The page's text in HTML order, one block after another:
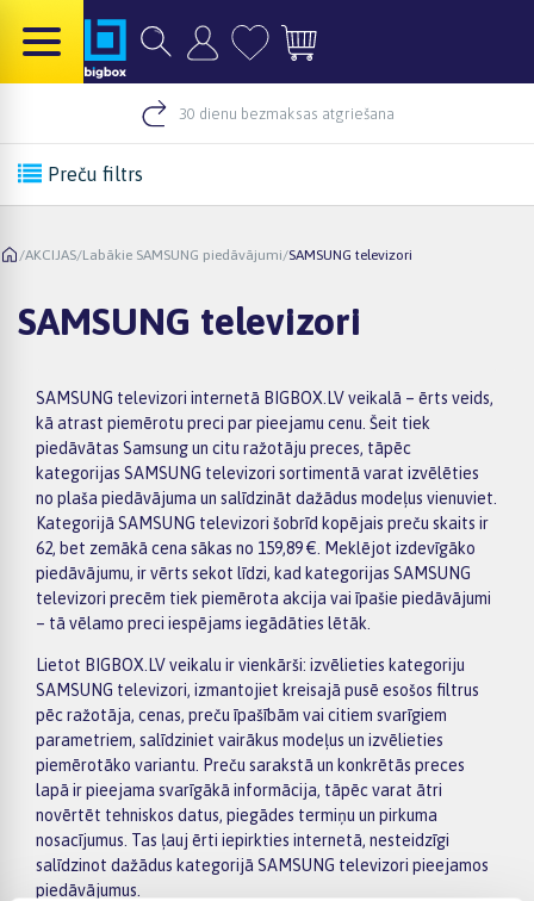
30 dienu bezmaksas atgriešana
Preču filtrs
/AKCIJAS/Labākie SAMSUNG piedāvājumi/SAMSUNG televizori
SAMSUNG televizori
SAMSUNG televizori internetā BIGBOX.LV veikalā – ērts veids,
kā atrast piemērotu preci par pieejamu cenu. Šeit tiek
piedāvātas Samsung un citu ražotāju preces, tāpēc
kategorijas SAMSUNG televizori sortimentā varat izvēlēties
no plaša piedāvājuma un salīdzināt dažādus modeļus vienuviet.
Kategorijā SAMSUNG televizori šobrīd kopējais preču skaits ir
62, bet zemākā cena sākas no 159,89 €. Meklējot izdevīgāko
piedāvājumu, ir vērts sekot līdzi, kad kategorijas SAMSUNG
televizori precēm tiek piemērota akcija vai īpašie piedāvājumi
– tā vēlamo preci iespējams iegādāties lētāk.
Lietot BIGBOX.LV veikalu ir vienkārši: izvēlieties kategoriju
SAMSUNG televizori, izmantojiet kreisajā pusē esošos filtrus
pēc ražotāja, cenas, preču īpašībām vai citiem svarīgiem
parametriem, salīdziniet vairākus modeļus un izvēlieties
piemērotāko variantu. Preču sarakstā un konkrētās preces
lapā ir pieejama svarīgākā informācija, tāpēc varat ātri
novērtēt tehniskos datus, piegādes termiņu un pirkuma
nosacījumus. Tas ļauj ērti iepirkties internetā, nesteidzīgi
salīdzinot dažādus kategorijā SAMSUNG televizori pieejamos
piedāvājumus.